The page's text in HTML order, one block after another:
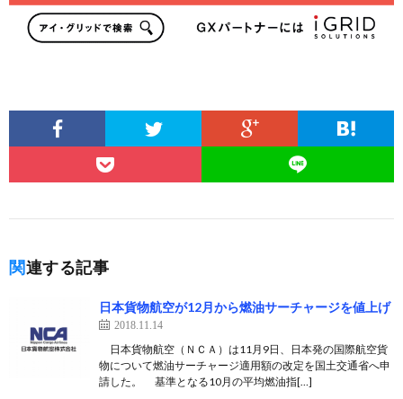
関連する記事
日本貨物航空が12月から燃油サーチャージを値上げ
2018.11.14
日本貨物航空（ＮＣＡ）は11月9日、日本発の国際航空貨
物について燃油サーチャージ適用額の改定を国土交通省へ申
請した。 基準となる10月の平均燃油指[…]